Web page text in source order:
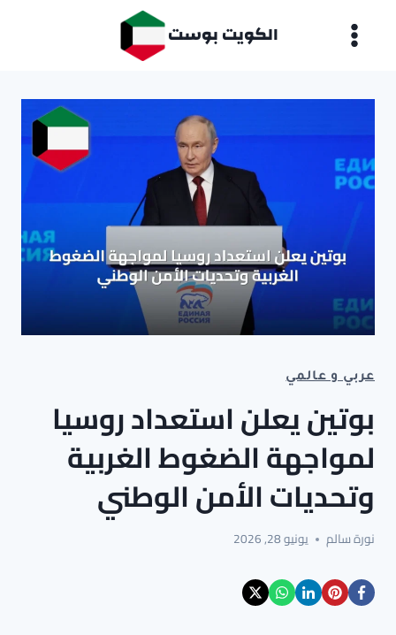
الكويت بوست
عربي و عالمي
بوتين يعلن استعداد روسيا
لمواجهة الضغوط الغربية
وتحديات الأمن الوطني
نورة سالم يونيو 28, 2026